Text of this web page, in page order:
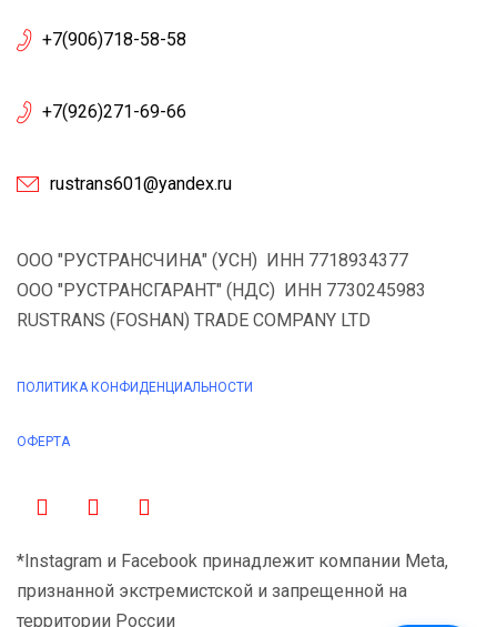
+7(906)718-58-58
+7(926)271-69-66
rustrans601@yandex.ru
ООО "РУСТРАНСЧИНА" (УСН) ИНН 7718934377
ООО "РУСТРАНСГАРАНТ" (НДС) ИНН 7730245983
RUSTRANS (FOSHAN) TRADE COMPANY LTD
ПОЛИТИКА КОНФИДЕНЦИАЛЬНОСТИ
ОФЕРТА
*Instagram и Facebook принадлежит компании Meta,
признанной экстремистской и запрещенной на
территории России